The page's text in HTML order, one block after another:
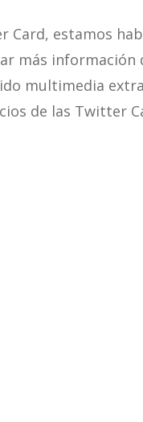
Card, estamos
más información
multimedia
de las Twitter